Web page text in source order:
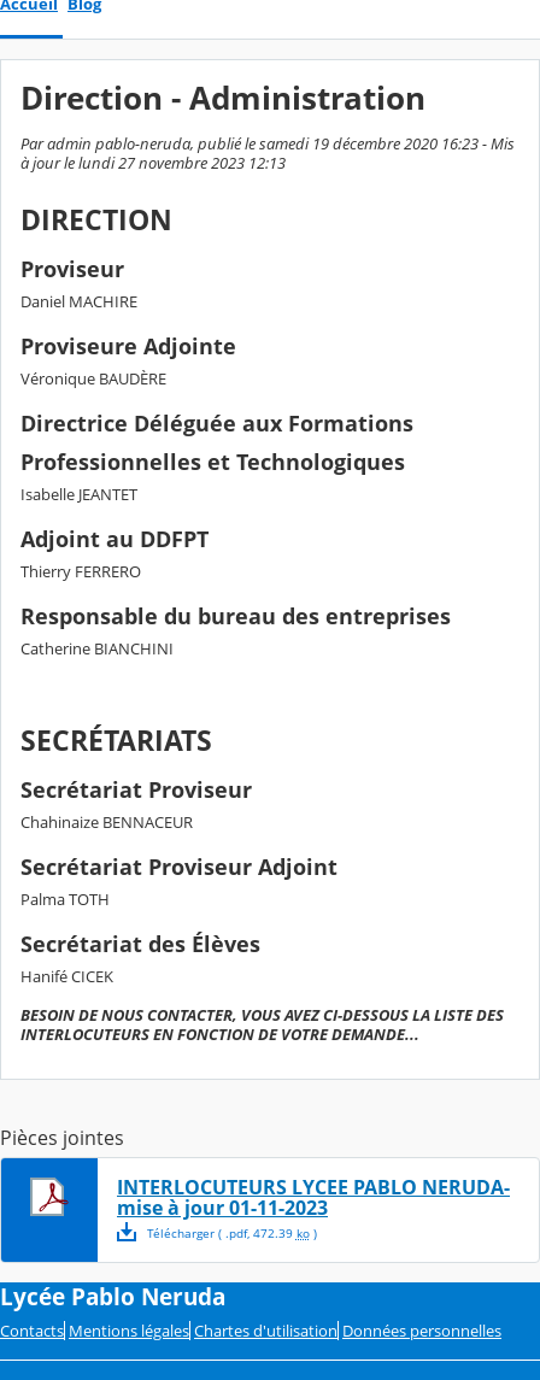
Direction - Administration
Par admin pablo-neruda, publié le samedi 19 décembre 2020 16:23 - Mis
à jour le lundi 27 novembre 2023 12:13
DIRECTION
Proviseur
Daniel MACHIRE
Proviseure Adjointe
Véronique BAUDÈRE
Directrice Déléguée aux Formations
Professionnelles et Technologiques
Isabelle JEANTET
Adjoint au DDFPT
Thierry FERRERO
Responsable du bureau des entreprises
Catherine BIANCHINI
SECRÉTARIATS
Secrétariat Proviseur
Chahinaize BENNACEUR
Secrétariat Proviseur Adjoint
Palma TOTH
Secrétariat des Élèves
Hanifé CICEK
BESOIN DE NOUS CONTACTER, VOUS AVEZ CI-DESSOUS LA LISTE DES
INTERLOCUTEURS EN FONCTION DE VOTRE DEMANDE...
Pièces jointes
INTERLOCUTEURS LYCEE PABLO NERUDA-
mise à jour 01-11-2023
Télécharger( .pdf, 472.39 ko)
Lycée Pablo Neruda
Contacts Mentions légales Chartes d'utilisation Données personnelles